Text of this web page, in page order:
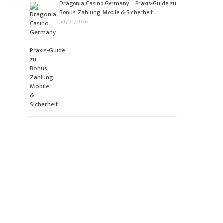
Dragonia Casino Germany – Praxis‑Guide zu
Bonus, Zahlung, Mobile & Sicherheit
July 31, 2026